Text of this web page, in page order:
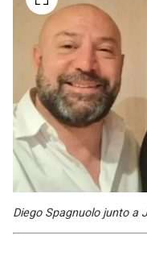
Diego Spagnuolo junto a